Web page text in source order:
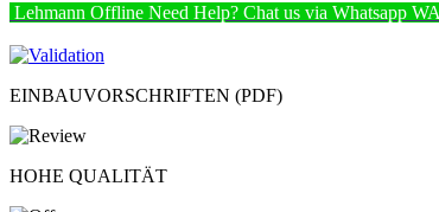
Lehmann Offline Need Help? Chat us via Whatsapp
EINBAUVORSCHRIFTEN (PDF)
HOHE QUALITÄT